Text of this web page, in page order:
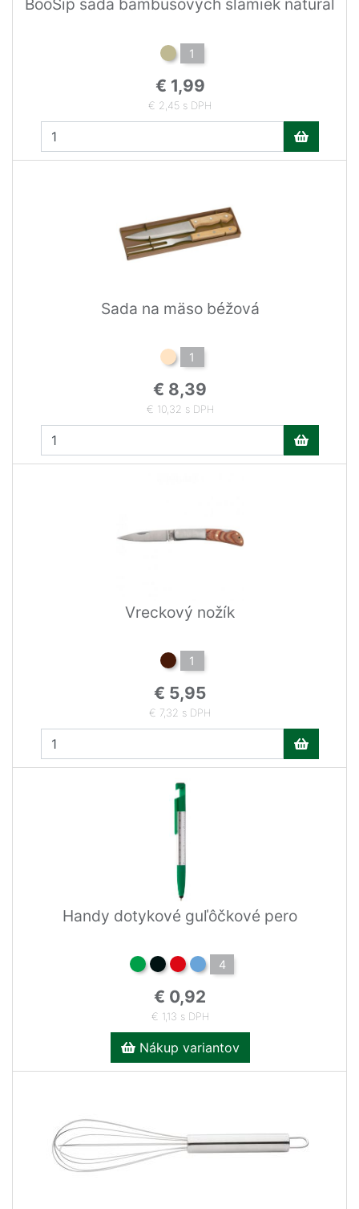
BooSip sada bambusových slamiek natural
1
€ 1,99
€ 2,45 s DPH
Sada na mäso béžová
1
€ 8,39
€ 10,32 s DPH
Vreckový nožík
1
€ 5,95
€ 7,32 s DPH
Handy dotykové guľôčkové pero
4
€ 0,92
€ 1,13 s DPH
Nákup variantov